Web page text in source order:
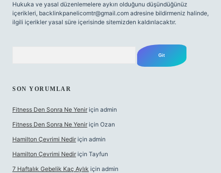
Hukuka ve yasal düzenlemelere aykırı olduğunu düşündüğünüz
içerikleri, backlinkpanelicomtr@gmail.com adresine bildirmeniz halinde,
ilgili içerikler yasal süre içerisinde sitemizden kaldırılacaktır.
SON YORUMLAR
Fitness Den Sonra Ne Yenir için admin
Fitness Den Sonra Ne Yenir için Ozan
Hamilton Çevrimi Nedir için admin
Hamilton Çevrimi Nedir için Tayfun
7 Haftalık Gebelik Kaç Aylık için admin